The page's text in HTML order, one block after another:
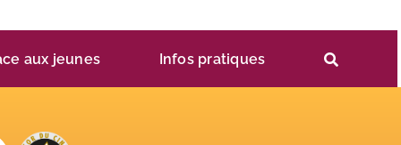
aux jeunes Infos pratiques